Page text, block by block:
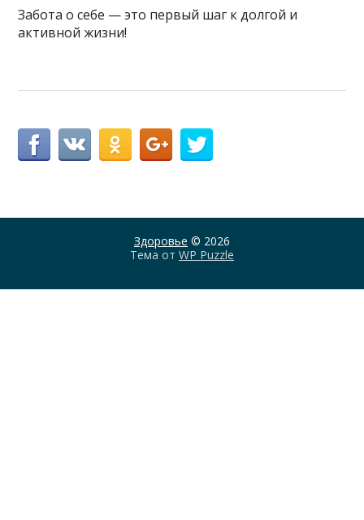
Забота о себе — это первый шаг к долгой и
активной жизни!
Здоровье © 2026
Тема от WP Puzzle